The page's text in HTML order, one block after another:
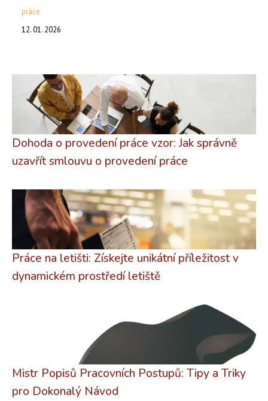
práce
12. 01. 2026
Dohoda o provedení práce vzor: Jak správně
uzavřít smlouvu o provedení práce
Práce na letišti: Získejte unikátní příležitost v
dynamickém prostředí letiště
Mistr Popisů Pracovních Postupů: Tipy a Triky
pro Dokonalý Návod